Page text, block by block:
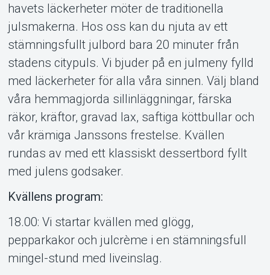
havets läckerheter möter de traditionella
julsmakerna. Hos oss kan du njuta av ett
stämningsfullt julbord bara 20 minuter från
stadens citypuls. Vi bjuder på en julmeny fylld
med läckerheter för alla våra sinnen. Välj bland
våra hemmagjorda sillinläggningar, färska
räkor, kräftor, gravad lax, saftiga köttbullar och
vår krämiga Janssons frestelse. Kvällen
rundas av med ett klassiskt dessertbord fyllt
med julens godsaker.
Kvällens program:
18.00: Vi startar kvällen med glögg,
pepparkakor och julcrème i en stämningsfull
mingel-stund med liveinslag.